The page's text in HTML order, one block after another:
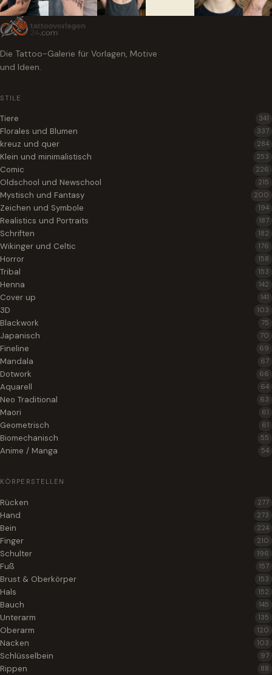
Die Tattoo-Galerie für Vorlagen, Motive
und Ideen.
STILE
Tiere 341
Florales und Blumen 337
kreuz und quer 284
Klein und minimalistisch 253
Comic 226
Oldschool und Newschool 215
Mystisch und Fantasy 200
Zeichen und Symbole 194
Realistics und Portraits 187
Schriften 182
Wikinger und Celtic 176
Horror 158
Tribal 153
Henna 142
Cover up 141
3D 103
Blackwork 75
Japanisch 70
Fineline 69
Mandala 67
Dotwork 66
Aquarell 64
Neo Traditional 63
Maori 61
Geometrisch 61
Biomechanisch 55
Anime / Manga 54
KÖRPERSTELLEN
Rücken 277
Hand 273
Bein 224
Finger 210
Schulter 196
Fuß 157
Brust & Oberkörper 153
Hals 152
Bauch 145
Unterarm 135
Oberarm 120
Nacken 103
Schlüsselbein 97
Rippen 88